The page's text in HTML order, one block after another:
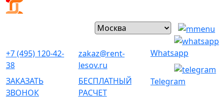
+7 (495) 120-42-
38
ЗАКАЗАТЬ
ЗВОНОК
zakaz@rent-
lesov.ru
БЕСПЛАТНЫЙ
РАСЧЕТ
Whatsapp
Telegram